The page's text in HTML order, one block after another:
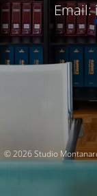
Email:
© 2026 Studio